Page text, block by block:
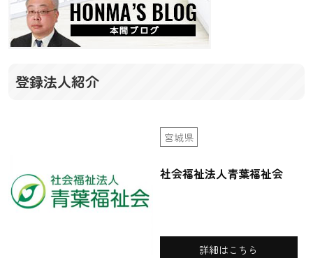
ン
登録法人紹介
宮城県
社会福祉法人青葉福祉会
詳細はこちら